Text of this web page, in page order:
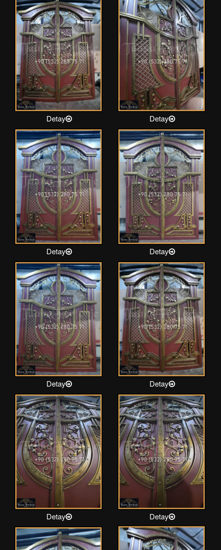
Detay Detay
Detay Detay
Detay Detay
Detay Detay